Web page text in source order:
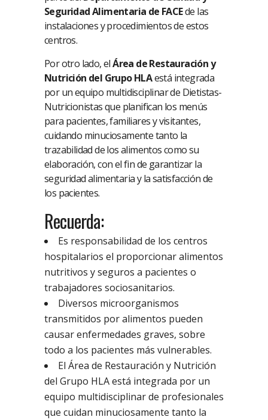
Seguridad Alimentaria de FACEde las
instalaciones y procedimientos de estos
centros.
Por otro lado, elÁrea de Restauración y
Nutrición del Grupo HLAestá integrada
por un equipo multidisciplinar de Dietistas-
Nutricionistas que planifican los menús
para pacientes, familiares y visitantes,
cuidando minuciosamente tanto la
trazabilidad de los alimentos como su
elaboración, con el fin de garantizar la
seguridad alimentaria y la satisfacción de
los pacientes.
Recuerda:
Es responsabilidad de los centros
hospitalarios el proporcionar alimentos
nutritivos y seguros a pacientes o
trabajadores sociosanitarios.
Diversos microorganismos
transmitidos por alimentos pueden
causar enfermedades graves, sobre
todo a los pacientes más vulnerables.
El Área de Restauración y Nutrición
del Grupo HLA está integrada por un
equipo multidisciplinar de profesionales
que cuidan minuciosamente tanto la